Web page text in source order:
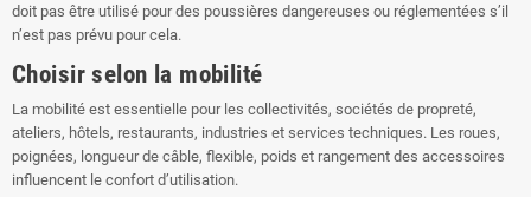
doit pas être utilisé pour des poussières dangereuses ou réglementées s’il
n’est pas prévu pour cela.
Choisir selon la mobilité
La mobilité est essentielle pour les collectivités, sociétés de propreté,
ateliers, hôtels, restaurants, industries et services techniques. Les roues,
poignées, longueur de câble, flexible, poids et rangement des accessoires
influencent le confort d’utilisation.